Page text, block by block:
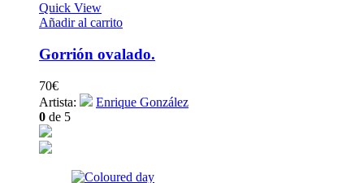
Quick View
Añadir al carrito
Gorrión ovalado.
70€
Artista:
Enrique González
0 de 5